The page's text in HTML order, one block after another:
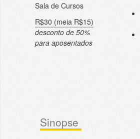
Sala de Cursos
R$30 (meia R$15)
desconto de 50%
para aposentados
Sinopse